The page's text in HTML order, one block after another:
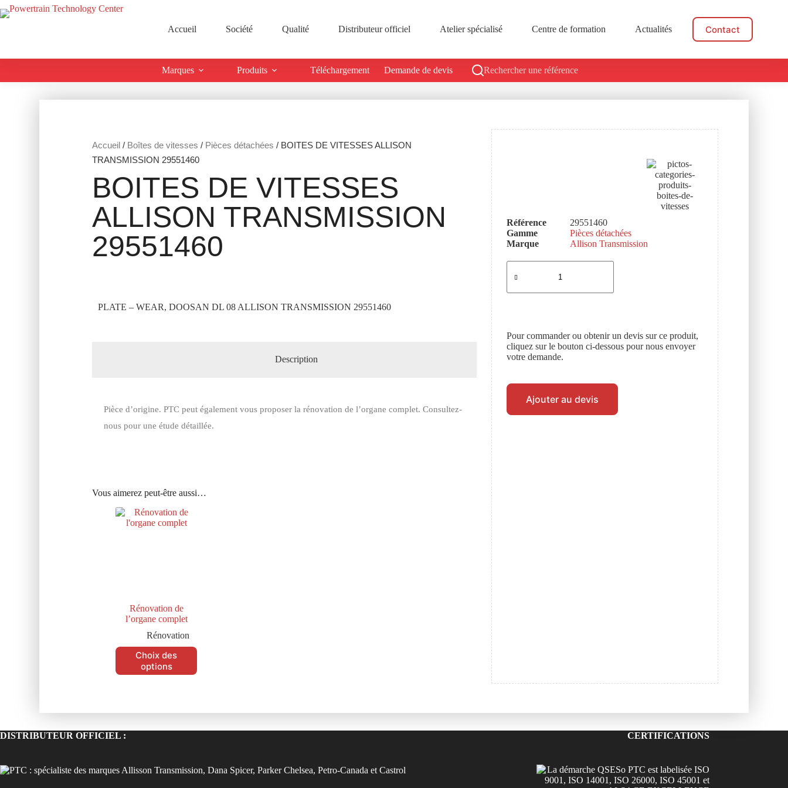
Accueil Société Qualité Distributeur officiel Atelier spécialisé Centre de formation Actualités Contact
Marques Produits Téléchargement Demande de devis Rechercher une référence
Accueil / Boîtes de vitesses / Pièces détachées / BOITES DE VITESSES ALLISON
TRANSMISSION 29551460
BOITES DE VITESSES
ALLISON TRANSMISSION
29551460
PLATE – WEAR, DOOSAN DL 08 ALLISON TRANSMISSION 29551460
Description
Pièce d’origine. PTC peut également vous proposer la rénovation de l’organe complet. Consultez-
nous pour une étude détaillée.
Vous aimerez peut-être aussi…
Rénovation de
l’organe complet
Rénovation
Choix des
options
Référence
29551460
Gamme
Pièces détachées
Marque
Allison Transmission
Pour commander ou obtenir un devis sur ce produit,
cliquez sur le bouton ci-dessous pour nous envoyer
votre demande.
Ajouter au devis
DISTRIBUTEUR OFFICIEL : CERTIFICATIONS